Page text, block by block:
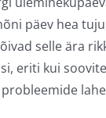
päev hea
selle ära
eriti kui